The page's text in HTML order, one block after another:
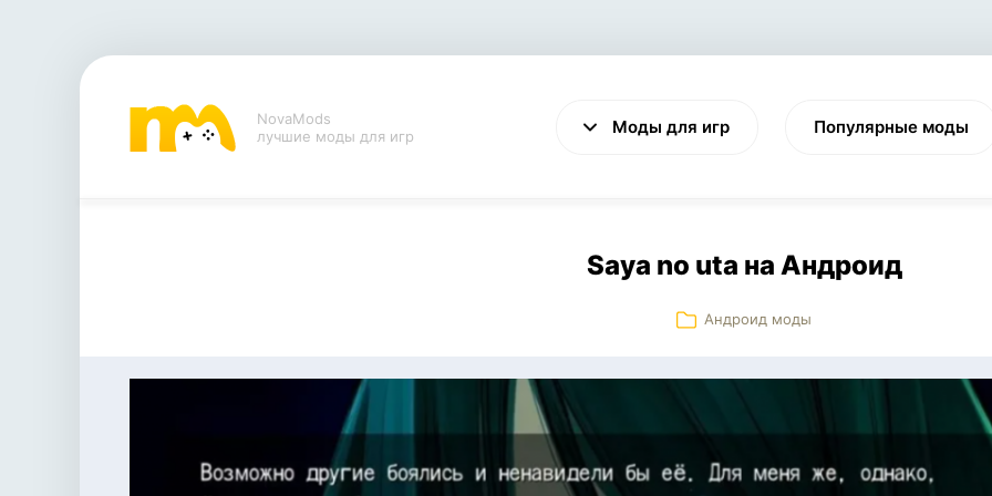
NovaMods
лучшие моды для игр
Моды для игр
VALHEIM
Популярные моды
Saya no uta на Андроид
Андроид моды